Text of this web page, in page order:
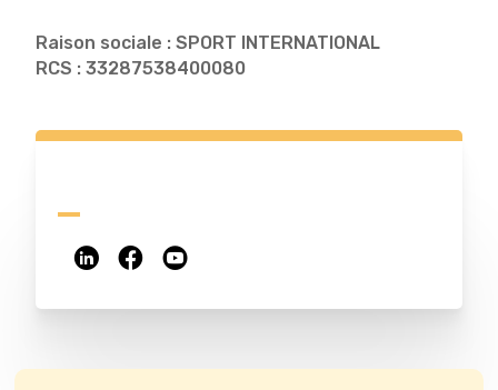
Raison sociale : SPORT INTERNATIONAL
RCS : 33287538400080